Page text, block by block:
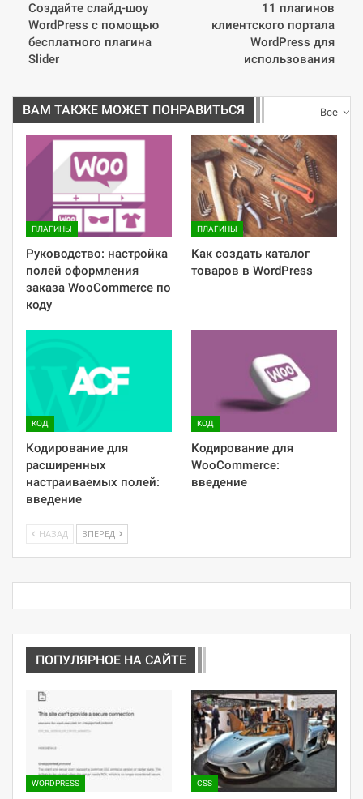
Создайте слайд-шоу
WordPress с помощью
бесплатного плагина
Slider
11 плагинов
клиентского портала
WordPress для
использования
Все
ВАМ ТАКЖЕ МОЖЕТ ПОНРАВИТЬСЯ
ПЛАГИНЫ
Руководство: настройка
полей оформления
заказа WooCommerce по
коду
ПЛАГИНЫ
Как создать каталог
товаров в WordPress
КОД
Кодирование для
расширенных
настраиваемых полей:
введение
КОД
Кодирование для
WooCommerce:
введение
НАЗАД ВПЕРЕД
ПОПУЛЯРНОЕ НА САЙТЕ
WORDPRESS CSS